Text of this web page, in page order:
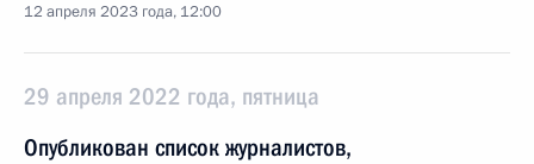
12 апреля 2023 года, 12:00
29 апреля 2022 года, пятница
Опубликован список журналистов,